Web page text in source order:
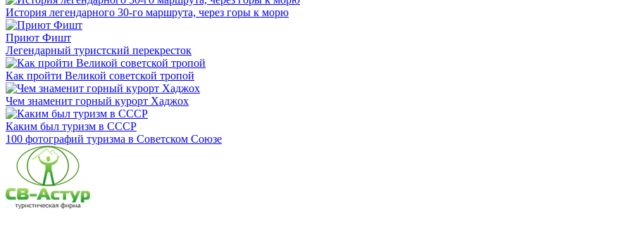
История легендарного 30-го маршрута, через горы к морю
Приют Фишт
Легендарный туристский перекресток
Как пройти Великой советской тропой
Чем знаменит горный курорт Хаджох
Каким был туризм в СССР
100 фотографий туризма в Советском Союзе